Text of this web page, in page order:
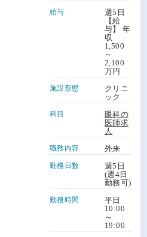
給与
週5日
【給
与】 年
収
1,500
～
2,100
万円
施設形態
クリニ
ック
科目
眼科の
医師求
人
職務内容 外来
勤務日数
週5日
(週4日
勤務可)
勤務時間
平日
10:00
～
19:00